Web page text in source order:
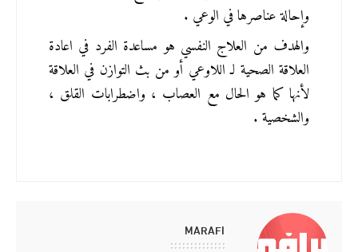
وإحالة عناصرها في الوعي .
والشخصية .
MARAFI